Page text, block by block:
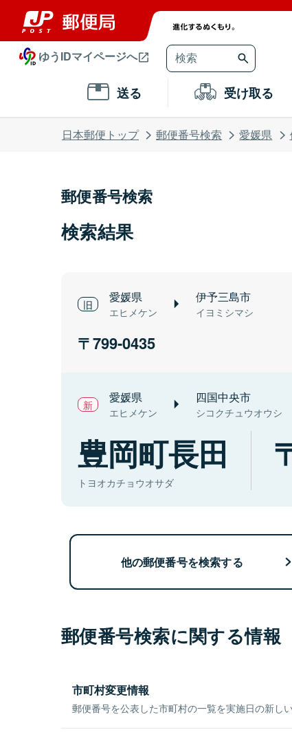
ゆうIDマイページへ
送る 受け取る
日本郵便トップ 郵便番号検索 愛媛県
郵便番号検索
検索結果
愛媛県
エヒメケン
伊予三島市
イヨミシマシ
799-0435
愛媛県
エヒメケン
四国中央市
シコクチュウオウシ
豊岡町長田
トヨオカチョウオサダ
他の郵便番号を検索する
郵便番号検索に関する情報
市町村変更情報
郵便番号を公表した市町村の一覧を実施日の新し